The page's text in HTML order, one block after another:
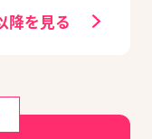
降を見る